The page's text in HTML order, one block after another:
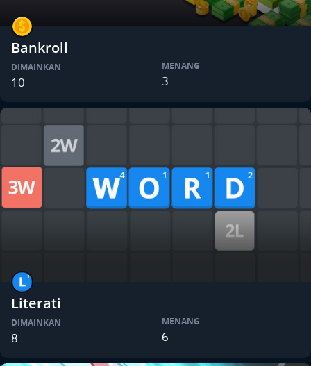
Bankroll
DIMAINKAN
10
MENANG
3
Literati
DIMAINKAN
8
MENANG
6